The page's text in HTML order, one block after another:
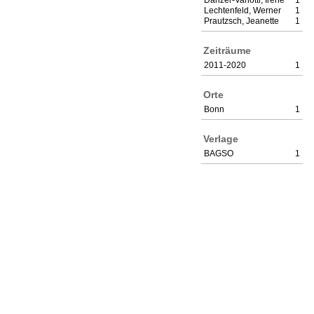
1
Lechtenfeld, Werner
1
Prautzsch, Jeanette
Zeiträume
1
2011-2020
Orte
1
Bonn
Verlage
1
BAGSO